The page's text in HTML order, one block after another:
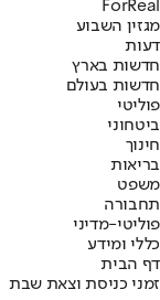
ForReal
מגזין השבוע
דעות
חדשות בארץ
חדשות בעולם
פוליטי
ביטחוני
חינוך
בריאות
משפט
תחבורה
פוליטי-מדיני
כללי ומידע
דף הבית
זמני כניסת וצאת שבת